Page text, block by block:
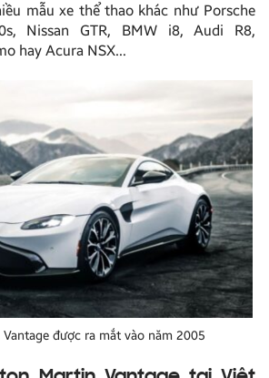
mẫu xe thể thao khác như Porsche
Nissan GTR, BMW i8, Audi R8,
hay Acura NSX…
được ra mắt vào năm 2005